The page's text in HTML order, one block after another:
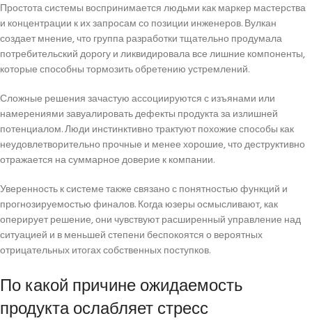
Простота системы воспринимается людьми как маркер мастерства
и концентрации к их запросам со позиции инженеров. Вулкан
создает мнение, что группа разработки тщательно продумала
потребительский дорогу и ликвидировала все лишние компоненты,
которые способны тормозить обретению устремлений.
Сложные решения зачастую ассоциируются с изъянами или
намерениями завуалировать дефекты продукта за излишней
потенциалом. Люди инстинктивно трактуют похожие способы как
неудовлетворительно прочные и менее хорошие, что деструктивно
отражается на суммарное доверие к компании.
Уверенность к системе также связано с понятностью функций и
прогнозируемостью финалов. Когда юзеры осмысливают, как
оперирует решение, они чувствуют расширенный управление над
ситуацией и в меньшей степени беспокоятся о вероятных
отрицательных итогах собственных поступков.
По какой причине ожидаемость
продукта ослабляет стресс